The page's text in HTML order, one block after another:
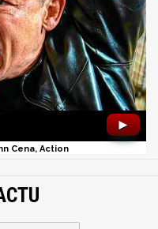
►
Cena, Action